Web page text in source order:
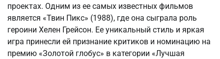
проектах. Одним из ее самых известных фильмов
является «Твин Пикс» (1988), где она сыграла роль
героини Хелен Грейсон. Ее уникальный стиль и яркая
игра принесли ей признание критиков и номинацию на
премию «Золотой глобус» в категории «Лучшая